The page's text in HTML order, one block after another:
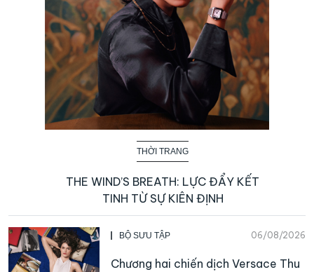
THỜI TRANG
THE WIND’S BREATH: LỰC ĐẨY KẾT
TINH TỪ SỰ KIÊN ĐỊNH
BỘ SƯU TẬP 06/08/2026
Chương hai chiến dịch Versace Thu